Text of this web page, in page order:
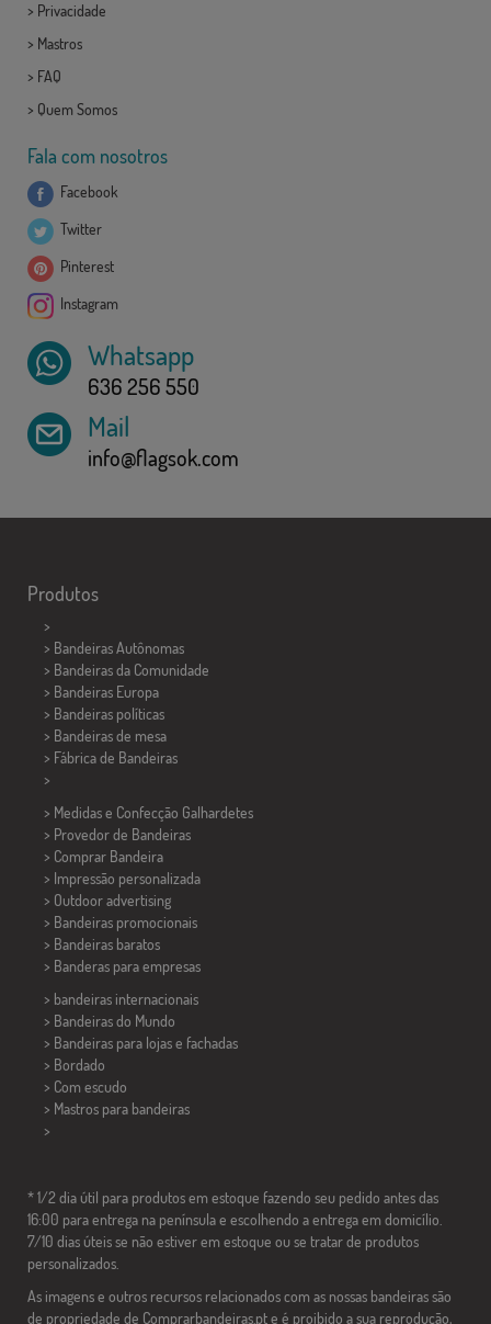
> Privacidade
> Mastros
> FAQ
> Quem Somos
Fala com nosotros
Facebook
Twitter
Pinterest
Instagram
Whatsapp
636 256 550
Mail
info@flagsok.com
Produtos
>
> Bandeiras Autônomas
> Bandeiras da Comunidade
> Bandeiras Europa
> Bandeiras políticas
> Bandeiras de mesa
> Fábrica de Bandeiras
>
> Medidas e Confecção Galhardetes
> Provedor de Bandeiras
> Comprar Bandeira
> Impressão personalizada
> Outdoor advertising
> Bandeiras promocionais
> Bandeiras baratos
> Banderas para empresas
> bandeiras internacionais
> Bandeiras do Mundo
> Bandeiras para lojas e fachadas
> Bordado
> Com escudo
> Mastros para bandeiras
>
* 1/2 dia útil para produtos em estoque fazendo seu pedido antes das
16:00 para entrega na península e escolhendo a entrega em domicílio.
7/10 dias úteis se não estiver em estoque ou se tratar de produtos
personalizados.
As imagens e outros recursos relacionados com as nossas bandeiras são
de propriedade de Comprarbandeiras.pt e é proibido a sua reprodução,